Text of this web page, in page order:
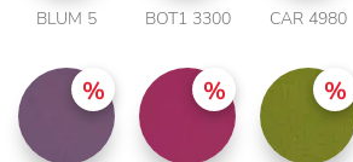
BLUM 5 BOT1 3300 CAR 4980